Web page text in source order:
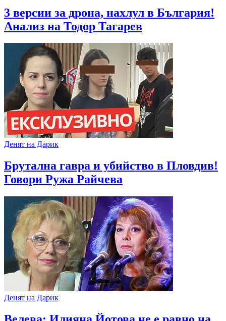
3 версии за дрона, нахлул в България!
Анализ на Тодор Тагарев
Денят на Дарик
Брутална гавра и убийство в Пловдив!
Говори Ружа Райчева
Денят на Дарик